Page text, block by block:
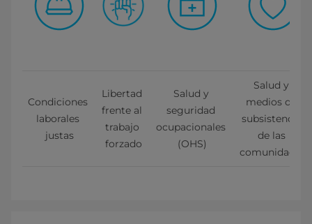
Condiciones
laborales
justas
Libertad
frente al
trabajo
forzado
Salud y
seguridad
ocupacionales
(OHS)
Salud y
medios de
subsistencia
de las
comunidades